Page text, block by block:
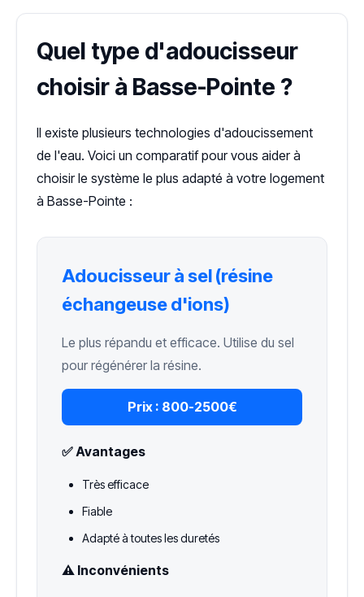
Quel type d'adoucisseur
choisir à Basse-Pointe ?
Il existe plusieurs technologies d'adoucissement
de l'eau. Voici un comparatif pour vous aider à
choisir le système le plus adapté à votre logement
à Basse-Pointe :
Adoucisseur à sel (résine
échangeuse d'ions)
Le plus répandu et efficace. Utilise du sel
pour régénérer la résine.
Prix : 800-2500€
✅ Avantages
Très efficace
Fiable
Adapté à toutes les duretés
⚠️ Inconvénients